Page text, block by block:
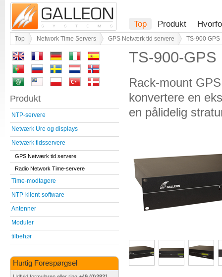
Top Produkt
Top Network Time Servers GPS Netværk tid servere TS-900 GPS
TS-900-GPS
Rack-mount
konvertere en
en pålidelig
Produkt
NTP-servere
Netværk Ure og displays
Netværk tidsservere
GPS Netværk tid servere
Radio Network Time-servere
Time-modtagere
NTP-klient-software
Antenner
Moduler
tilbehør
Hurtig Forespørgsel